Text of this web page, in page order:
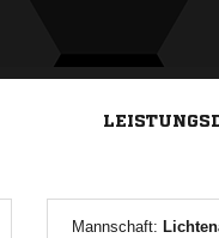
Mannschaft: